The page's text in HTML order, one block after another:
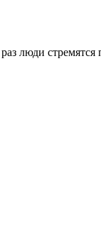
люди стремятся